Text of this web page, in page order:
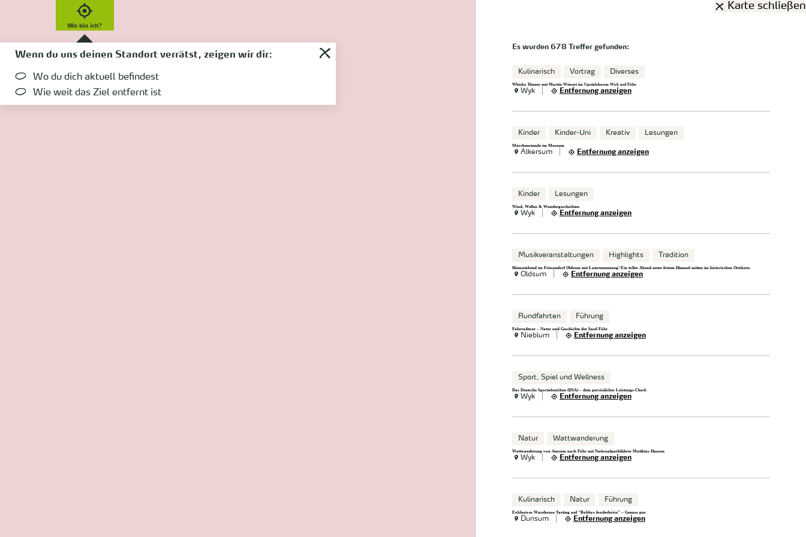
Wo bin ich?
Wenn du uns deinen Standort verrätst, zeigen wir dir:
Wo du dich aktuell befindest
Wie weit das Ziel entfernt ist
Karte schließen
Es wurden 678 Treffer gefunden:
Kulinarisch Vortrag Diverses
Whisky Dinner mit Martin Weisert im Upstalsboom Wyk auf Föhr
Wyk Entfernung anzeigen
Kinder Kinder-Uni Kreativ Lesungen
Märchenstunde im Museum
Alkersum Entfernung anzeigen
Kinder Lesungen
Wind, Wellen & Wundergeschichten
Wyk Entfernung anzeigen
Musikveranstaltungen Highlights Tradition
Heimatabend im Friesendorf Oldsum mit Laternenumzug! Ein toller Abend unter freiem Himmel mitten im historischen Ortskern.
Oldsum Entfernung anzeigen
Rundfahrten Führung
Fahrradtour – Natur und Geschichte der Insel Föhr
Nieblum Entfernung anzeigen
Sport, Spiel und Wellness
Das Deutsche Sportabzeichen (DSA) – dein persönlicher Leistungs-Check
Wyk Entfernung anzeigen
Natur Wattwanderung
Wattwanderung von Amrum nach Föhr mit Nationalparkführer Matthias Hansen
Wyk Entfernung anzeigen
Kulinarisch Natur Führung
Exklusives Warehouse Tasting auf "Bobbys fooderböön" – Genuss pur
Dunsum Entfernung anzeigen